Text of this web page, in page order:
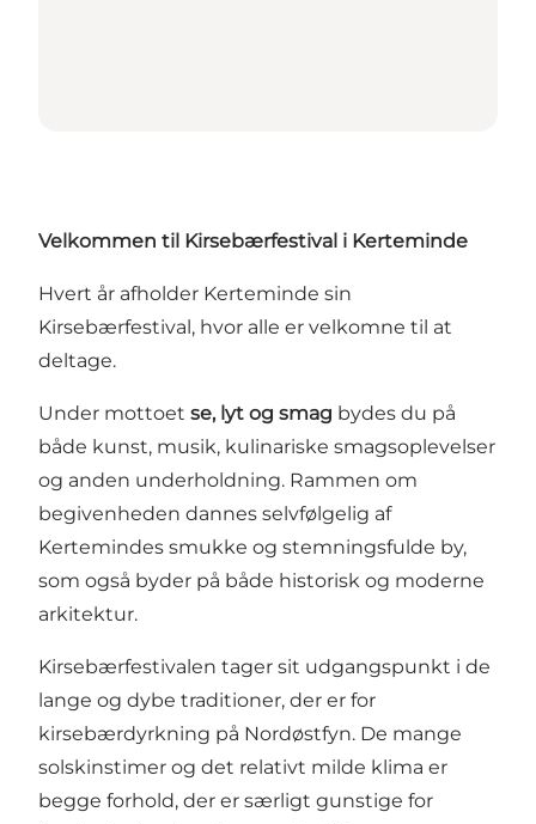
​Velkommen​ til Kirsebærfestival i Kerteminde
Hvert år afholder Kerteminde sin
Kirsebærfestival, hvor alle er velkomne til at
deltage.
Under mottoet se, lyt og smag bydes du på
både kunst, musik, kulinariske smagsoplevelser
og anden underholdning. Rammen om
begivenheden dannes selvfølgelig af
Kertemindes smukke og stemningsfulde by,
som også byder på både historisk og moderne
arkitektur.
Kirsebærfestivalen tager sit udgangspunkt i de
lange og dybe traditioner, der er for
kirsebærdyrkning på Nordøstfyn. De mange
solskinstimer og det relativt milde klima er
begge forhold, der er særligt gunstige for